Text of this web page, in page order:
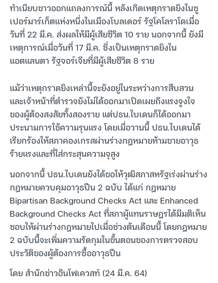
ทำเนียบขาวออกแถลงการณ์นี้ หลังเกิดเหตุกราดยิงในซู
เปอร์มาร์เก็ตแห่งหนึ่งในเมืองโบลเดอร์ รัฐโคโลราโดเมื่อ
วันที่ 22 มี.ค. ส่งผลให้มีผู้เสียชีวิต 10 ราย นอกจากนี้ ยังมี
เหตุการณ์เมื่อวันที่ 17 มี.ค. ซึ่งเป็นเหตุกราดยิงใน
แอตแลนตา รัฐจอร์เจียที่มีผู้เสียชีวิต 8 ราย
แม้ว่าเหตุกราดยิงเหล่านี้จะยังอยู่ในระหว่างการสืบสวน
และเจ้าหน้าที่ตำรวจยังไม่ได้ออกมาเปิดเผยถึงแรงจูงใจ
ของผู้ต้องสงสัยทั้งสองราย แต่ปธน.ไบเดนก็ได้ออกมา
ประนามการใช้ความรุนแรง โดยเมื่อวานนี้ ปธน.ไบเดนได้
เรียกร้องให้สภาคองเกรสผ่านร่างกฎหมายห้ามขายอาวุธ
ร้ายแรงและที่ใส่กระสุนความจุสูง
นอกจากนี้ ปธน.ไบเดนยังได้ขอให้วุฒิสภาสหรัฐเร่งผ่านร่าง
กฎหมายควบคุมอาวุธปืน 2 ฉบับ ได้แก่ กฎหมาย
Bipartisan Background Checks Act และ Enhanced
Background Checks Act ที่สภาผู้แทนราษฎรได้มีมติเห็น
ชอบให้ผ่านร่างกฎหมายไปเมื่อช่วงต้นเดือนนี้ โดยกฎหมาย
2 ฉบับนี้จะเพิ่มความรัดกุมในขั้นตอนของการตรวจสอบ
ประวัติของผู้ต้องการซื้ออาวุธปืน
โดย สำนักข่าวอินโฟเควสท์ (24 มี.ค. 64)